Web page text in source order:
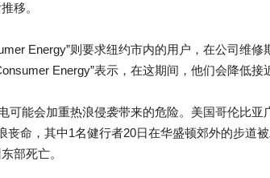
移。
Energy”则要求纽约市内的用户，在公司维
Energy”表示，在这期间，他们会降低接
可能会加重热浪侵袭带来的危险。美国哥伦比亚
丧命，其中1名健行者20日在华盛顿郊外的步道
部死亡。